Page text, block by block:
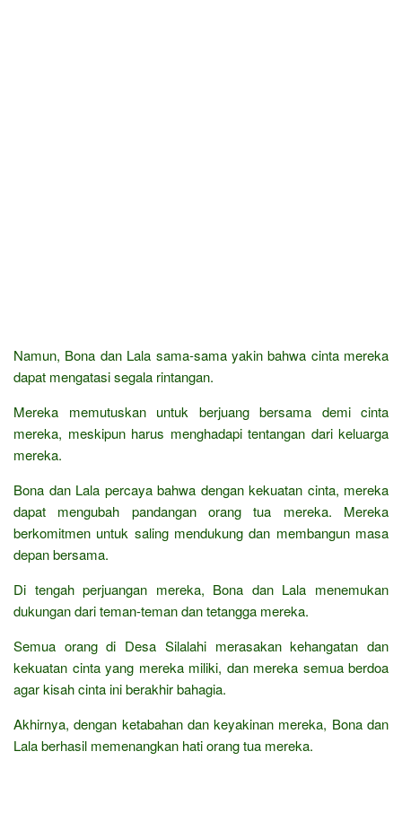
Namun, Bona dan Lala sama-sama yakin bahwa cinta mereka
dapat mengatasi segala rintangan.
Mereka memutuskan untuk berjuang bersama demi cinta
mereka, meskipun harus menghadapi tentangan dari keluarga
mereka.
Bona dan Lala percaya bahwa dengan kekuatan cinta, mereka
dapat mengubah pandangan orang tua mereka. Mereka
berkomitmen untuk saling mendukung dan membangun masa
depan bersama.
Di tengah perjuangan mereka, Bona dan Lala menemukan
dukungan dari teman-teman dan tetangga mereka.
Semua orang di Desa Silalahi merasakan kehangatan dan
kekuatan cinta yang mereka miliki, dan mereka semua berdoa
agar kisah cinta ini berakhir bahagia.
Akhirnya, dengan ketabahan dan keyakinan mereka, Bona dan
Lala berhasil memenangkan hati orang tua mereka.